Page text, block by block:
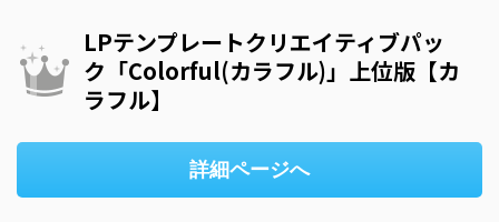
LPテンプレートクリエイティブパッ
ク「Colorful(カラフル)」上位版【カ
ラフル】
詳細ページへ